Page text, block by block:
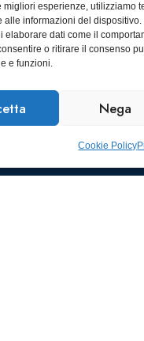
migliori esperienze, utilizziamo
alle informazioni del
elaborare dati come il
o ritirare il consenso
e funzioni.
Nega
Cookie Policy